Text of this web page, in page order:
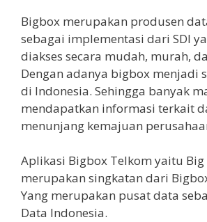
Bigbox merupakan produsen
sebagai implementasi dari SDI
diakses secara mudah, murah,
Dengan adanya bigbox menjadi
di Indonesia. Sehingga banyak
mendapatkan informasi terkait
menunjang kemajuan
Aplikasi Bigbox Telkom yaitu Big
merupakan singkatan dari
Yang merupakan pusat data
Data Indonesia.